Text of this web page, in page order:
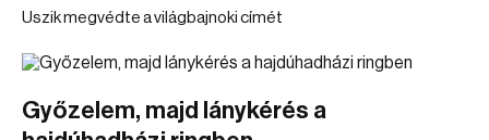
Uszik megvédte a világbajnoki címét
Győzelem, majd lánykérés a